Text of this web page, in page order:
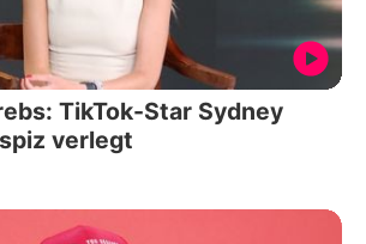
TikTok-Star Sydney
verlegt